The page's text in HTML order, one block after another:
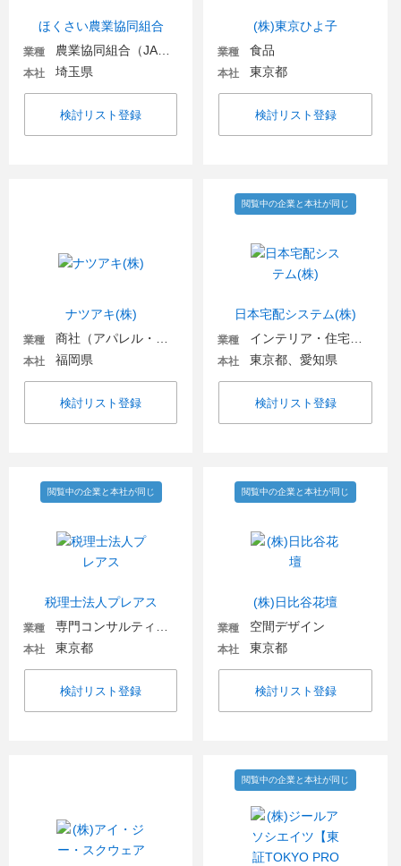
ほくさい農業協同組合
業種
本社 埼玉県
検討リスト登録
(株)東京ひよ子
業種 食品
本社 東京都
検討リスト登録
ナツアキ(株)
業種
本社 福岡県
検討リスト登録
日本宅配システム(株)
閲覧中の企業と本社が同じ
業種
本社 東京都、愛知県
検討リスト登録
税理士法人プレアス
閲覧中の企業と本社が同じ
業種
本社 東京都
検討リスト登録
(株)日比谷花壇
閲覧中の企業と本社が同じ
業種 空間デザイン
本社 東京都
検討リスト登録
閲覧中の企業と本社が同じ